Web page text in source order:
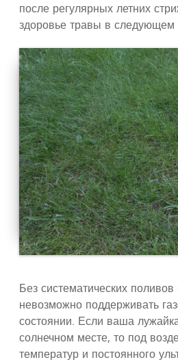
после регулярных летних
здоровье травы в следующем
Без систематических
невозможно поддерживать
состоянии. Если ваша
солнечном месте, то под
температур и постоянного